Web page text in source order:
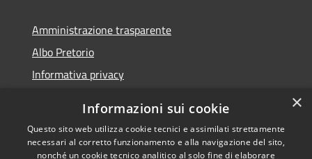
Amministrazione trasparente
Albo Pretorio
Informativa privacy
Dichiarazione di accessibilità
×
Informazioni sui cookie
Questo sito web utilizza cookie tecnici e assimilati strettamente
necessari al corretto funzionamento e alla navigazione del sito,
nonché un cookie tecnico analitico al solo fine di elaborare